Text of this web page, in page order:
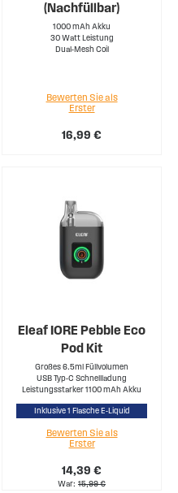
(Nachfüllbar)
1000 mAh Akku
30 Watt Leistung
Dual-Mesh Coil
16,99 €
Bewerten Sie als
Erster
Eleaf IORE Pebble Eco
Pod Kit
Großes 6.5ml Füllvolumen
USB Typ-C Schnellladung
Leistungsstarker 1100 mAh Akku
Inklusive 1 Flasche E-Liquid
14,39 €
War 15,99 €
Bewerten Sie als
Erster